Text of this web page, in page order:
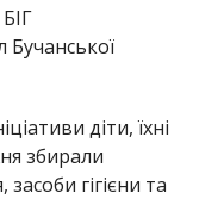
діти, їхні
збирали
гігієни та